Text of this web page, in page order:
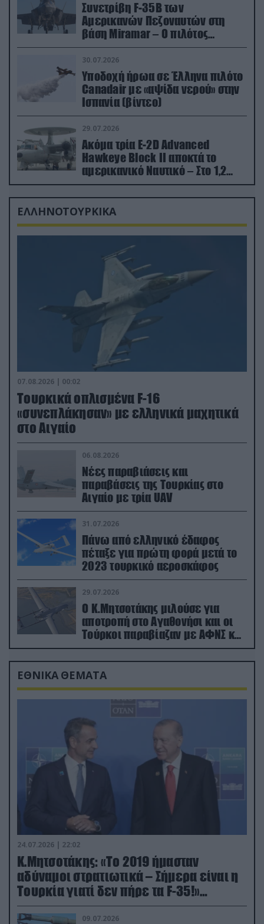
Συνετρίβη F-35B των
Αμερικανών Πεζοναυτών στη
βάση Miramar – Ο πιλότος
εκτινάχθηκε εγκαίρως
30.07.2026
Υποδοχή ήρωα σε Έλληνα πιλότο
Canadair με «αψίδα νερού» στην
Ισπανία (βίντεο)
29.07.2026
Ακόμα τρία E-2D Advanced
Hawkeye Block II αποκτά το
αμερικανικό Ναυτικό – Στο 1,2
δισ.δολάρια το κόστος
ΕΛΛΗΝΟΤΟΥΡΚΙΚΑ
07.08.2026 | 00:02
Τουρκικά οπλισμένα F-16
«συνεπλάκησαν» με ελληνικά μαχητικά
στο Αιγαίο
06.08.2026
Νέες παραβιάσεις και
παραβάσεις της Τουρκίας στο
Αιγαίο με τρία UAV
31.07.2026
Πάνω από ελληνικό έδαφος
πέταξε για πρώτη φορά μετά το
2023 τουρκικό αεροσκάφος
29.07.2026
Ο Κ.Μητσοτάκης μιλούσε για
αποτροπή στο Αγαθονήσι και οι
Τούρκοι παραβίαζαν με ΑΦΝΣ και
drone
ΕΘΝΙΚΑ ΘΕΜΑΤΑ
24.07.2026 | 22:02
Κ.Μητσοτάκης: «Το 2019 ήμασταν
αδύναμοι στρατιωτικά – Σήμερα είναι η
Τουρκία γιατί δεν πήρε τα F-35!»
(βίντεο)
09.07.2026